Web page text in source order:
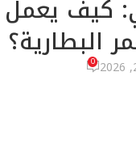
كيف يعمل
البطارية؟
0